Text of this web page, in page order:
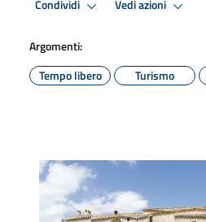
Condividi Vedi azioni
Argomenti:
Tempo libero
Turismo